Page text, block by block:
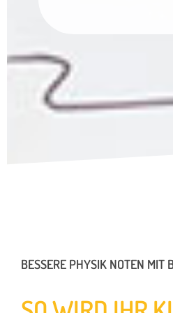
BESSERE PHYSIK NOTEN MIT